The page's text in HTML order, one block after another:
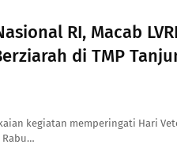
RI, Macab LVRI
di TMP
kegiatan memperingati Hari